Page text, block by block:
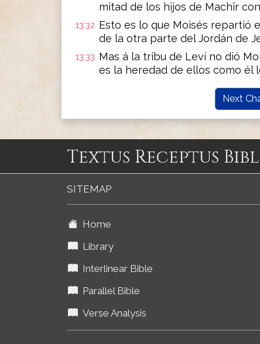
mitad de los hijos de Machîr
13:32 Esto es lo que Moisés repartió
de la otra parte del Jordán de
13:33 Mas á la tribu de Leví no dió
es la heredad de ellos como él
Next
Textus Receptus
SITEMAP
Home
Library
Interlinear Bible
Parallel Bible
Verse Analysis